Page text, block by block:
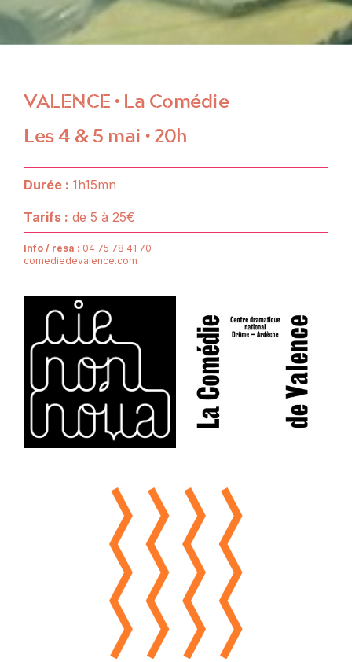
VALENCE • La Comédie
Les 4 & 5 mai • 20h
Durée : 1h15mn
Tarifs : de 5 à 25€
Info / résa : 04 75 78 41 70
comediedevalence.com